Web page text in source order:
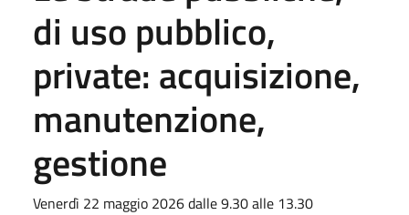
di uso pubblico,
private: acquisizione,
manutenzione,
gestione
Venerdì 22 maggio 2026 dalle 9.30 alle 13.30